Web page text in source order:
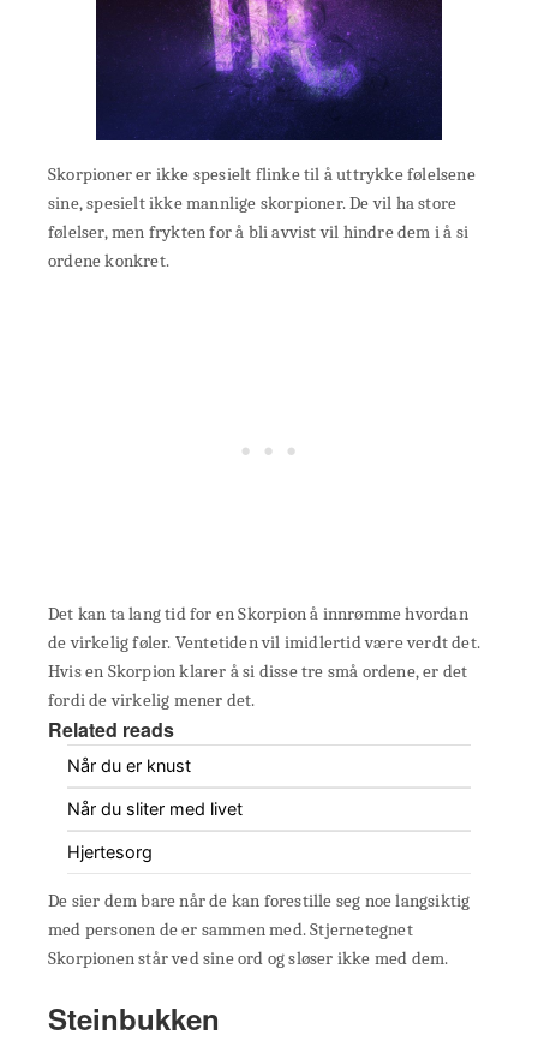
Skorpioner er ikke spesielt flinke til å uttrykke følelsene
sine, spesielt ikke mannlige skorpioner. De vil ha store
følelser, men frykten for å bli avvist vil hindre dem i å si
ordene konkret.
Det kan ta lang tid for en Skorpion å innrømme hvordan
de virkelig føler. Ventetiden vil imidlertid være verdt det.
Hvis en Skorpion klarer å si disse tre små ordene, er det
fordi de virkelig mener det.
Related reads
Når du er knust
Når du sliter med livet
Hjertesorg
De sier dem bare når de kan forestille seg noe langsiktig
med personen de er sammen med. Stjernetegnet
Skorpionen står ved sine ord og sløser ikke med dem.
Steinbukken